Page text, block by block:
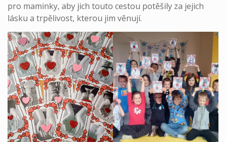
pro maminky, aby jich touto cestou potěšily za jejich
lásku a trpělivost, kterou jim věnují.